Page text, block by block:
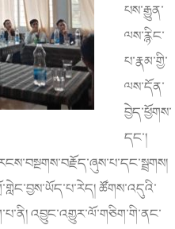
པས་རྒྱུན་
ལས་རྙིང་
པ་རྣམ་གྱི་
ལས་དོན་
བྱེད་ཕྱོགས་
དང་།
ཚོགས་འདུའི་
འབྱུང་འགྱུར་ལོ་གཅིག་གི་ནང་